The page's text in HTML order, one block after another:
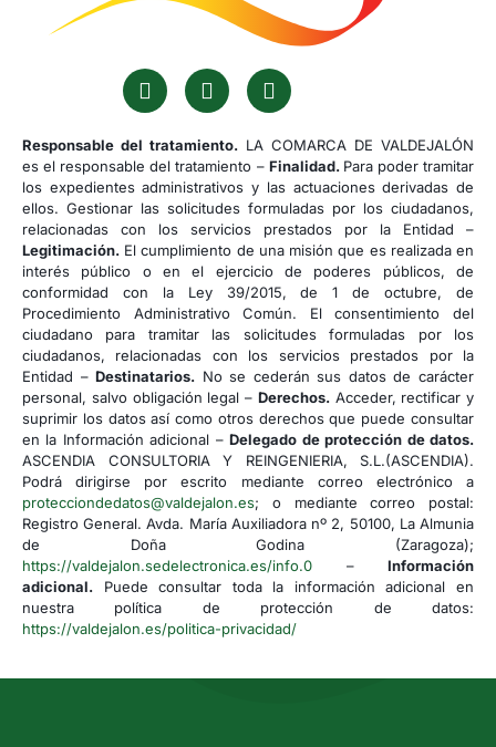
Responsable del tratamiento. LA COMARCA DE VALDEJALÓN
es el responsable del tratamiento – Finalidad. Para poder tramitar
los expedientes administrativos y las actuaciones derivadas de
ellos. Gestionar las solicitudes formuladas por los ciudadanos,
relacionadas con los servicios prestados por la Entidad –
Legitimación. El cumplimiento de una misión que es realizada en
interés público o en el ejercicio de poderes públicos, de
conformidad con la Ley 39/2015, de 1 de octubre, de
Procedimiento Administrativo Común. El consentimiento del
ciudadano para tramitar las solicitudes formuladas por los
ciudadanos, relacionadas con los servicios prestados por la
Entidad –Destinatarios. No se cederán sus datos de carácter
personal, salvo obligación legal – Derechos.Acceder, rectificar y
suprimir los datos así como otros derechos que puede consultar
en la Información adicional –Delegado de protección de datos.
ASCENDIA CONSULTORIA Y REINGENIERIA, S.L.(ASCENDIA).
Podrá dirigirse por escrito mediante correo electrónico a
protecciondedatos@valdejalon.es; o mediante correo postal:
Registro General. Avda. María Auxiliadora nº 2, 50100, La Almunia
de Doña Godina (Zaragoza);
https://valdejalon.sedelectronica.es/info.0 – Información
adicional. Puede consultar toda la información adicional en
nuestra política de protección de datos:
https://valdejalon.es/politica-privacidad/